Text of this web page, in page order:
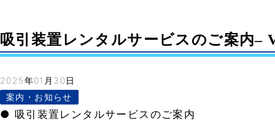
吸引装置レンタルサービスのご案内–
2025年01月30日
案内・お知らせ
● 吸引装置レンタルサービスのご案内